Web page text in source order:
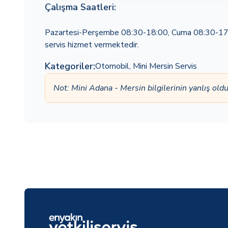
Çalışma Saatleri:
Pazartesi-Perşembe 08:30-18:00, Cuma 08:30-
servis hizmet vermektedir.
Kategoriler:Otomobil, Mini Mersin Servis
Not: Mini Adana - Mersin bilgilerinin yanlış